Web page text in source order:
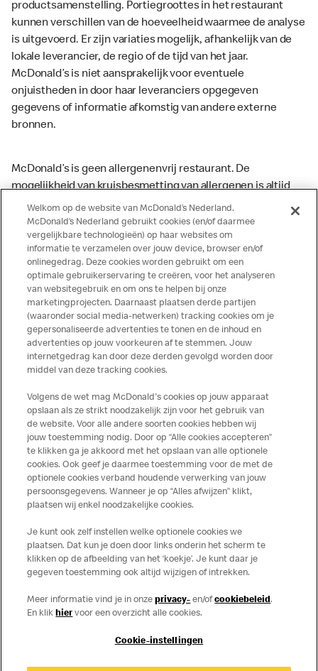
productsamenstelling. Portiegroottes in het restaurant
kunnen verschillen van de hoeveelheid waarmee de analyse
is uitgevoerd. Er zijn variaties mogelijk, afhankelijk van de
lokale leverancier, de regio of de tijd van het jaar.
McDonald’s is niet aansprakelijk voor eventuele
onjuistheden in door haar leveranciers opgegeven
gegevens of informatie afkomstig van andere externe
bronnen.
McDonald’s is geen allergenenvrij restaurant. De
mogelijkheid van kruisbesmetting van allergenen is altijd
aanwezig. McDonald’s kan zodoende niet garanderen dat
haar producten geen sporen van allergenen bevatten.
McDonald’s aanvaardt daarom geen aansprakelijkheid
indien een gast als gevolg van het binnenkrijgen van (een
spoor van) een allergeen lichamelijke klachten krijgt. Alle
producten kunnen sporen bevatten van dierlijke
ingrediënten. McDonald’s streeft er naar om de
voedingswaarde- en allergeneninformatie altijd up to date
te houden. De verstrekte informatie is alleen van
toepassing op de in Nederland verkochte producten. Voor
meer informatie over voedingswaarden en allergenen kijk
op de McDonald's website of in de McDonald’s App.
Publicatiefouten voorbehouden.
Over ons
Services
Contact
Welkom op de website van McDonald’s Nederland.
McDonald’s Nederland gebruikt cookies (en/of daarmee
vergelijkbare technologieën) op haar websites om
informatie te verzamelen over jouw device, browser en/of
onlinegedrag. Deze cookies worden gebruikt om een
optimale gebruikerservaring te creëren, voor het analyseren
van websitegebruik en om ons te helpen bij onze
marketingprojecten. Daarnaast plaatsen derde partijen
(waaronder social media-netwerken) tracking cookies om je
gepersonaliseerde advertenties te tonen en de inhoud en
advertenties op jouw voorkeuren af te stemmen. Jouw
internetgedrag kan door deze derden gevolgd worden door
middel van deze tracking cookies.
Volgens de wet mag McDonald's cookies op jouw apparaat
opslaan als ze strikt noodzakelijk zijn voor het gebruik van
de website. Voor alle andere soorten cookies hebben wij
jouw toestemming nodig. Door op “Alle cookies accepteren”
te klikken ga je akkoord met het opslaan van alle optionele
cookies. Ook geef je daarmee toestemming voor de met de
optionele cookies verband houdende verwerking van jouw
persoonsgegevens. Wanneer je op “Alles afwijzen” klikt,
plaatsen wij enkel noodzakelijke cookies.
Je kunt ook zelf instellen welke optionele cookies we
plaatsen. Dat kun je doen door links onderin het scherm te
klikken op de afbeelding van het ‘koekje’. Je kunt daar je
gegeven toestemming ook altijd wijzigen of intrekken.
Meer informatie vind je in onzeprivacy- en/ofcookiebeleid.
En klikhier voor een overzicht alle cookies.
Cookie-instellingen